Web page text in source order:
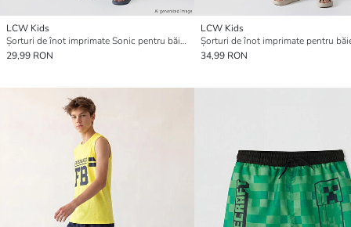
LCW Kids
Șorturi de înot imprimate Sonic pentru băieți
29,99 RON
LCW Kids
Șorturi de înot imprimate pentru
34,99 RON